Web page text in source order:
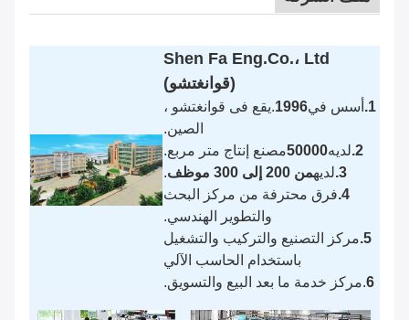
Shen Fa Eng.Co.، Ltd
(قوانغتشو)
1. أسس في1996.يقع فى قوانغتشو ،
الصين.
2. لديه50000مصنع إنتاج متر مربع.
3. لديهمن 200 إلى 300 موظف
.
4. فرق محترفة من مركز البحث
والتطوير الهندسي.
5. مركز التصنيع والتركيب والتشغيل
باستخدام الحاسب الآلي
6.مركز خدمة ما بعد البيع والتسويق.